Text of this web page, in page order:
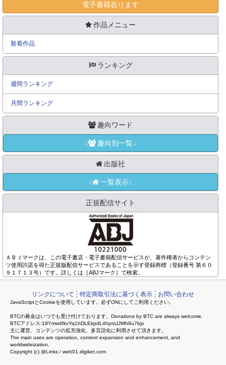
電子書籍在ります
作品メニュー
新着作品
ランキング
週間ランキング
月間ランキング
趣向ワード
↓ 趣向別一覧↓
出版社
↓ 一覧表示↓
正規配信サイト
ＡＢＪマークは、この電子書店・電子書籍配信サービスが、著作権者からコンテン
ツ使用許諾を得た正規版配信サービスであることを示す登録商標（登録番号 第６０
９１７１３号）です。詳しくは［ABJマーク］で検索。
リンクについて 特定商取引法に基づく表示 お問い合わせ
JavaScriptとCookieを使用しています。必ずONにしてご利用ください。
BTCの募金はいつでも受け付けております。Donations by BTC are always welcome.
BTCアドレス:19Ymw4fkvYq1hDLEkpdL4hpmJJWh8u7bjo
主に運営、コンテンツの拡充強化、多言語化に利用させて頂きます。
The main uses are operation, content expansion and enhancement, and
worldwideization.
Copyright (c) @Links / web01.digiket.com